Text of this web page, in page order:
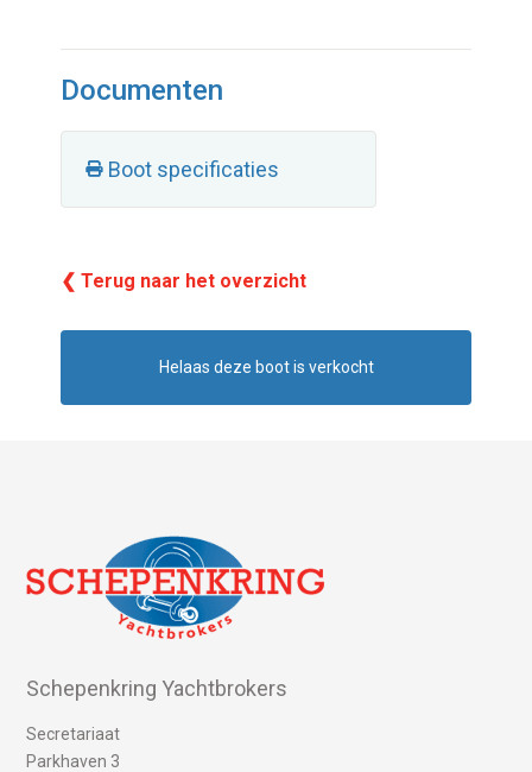
Documenten
Boot specificaties
❮ Terug naar het overzicht
Helaas deze boot is verkocht
Schepenkring Yachtbrokers
Secretariaat
Parkhaven 3